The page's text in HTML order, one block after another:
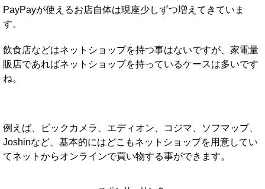
PayPayが使えるお店自体は現座少しずつ増えてきていま
す。
飲食店などはネットショップを持つ事はないですが、家電量
販店であればネットショップを持っているケースは多いです
ね。
例えば、ビックカメラ、エディオン、コジマ、ソフマップ、
Joshinなど、基本的にはどこもネットショップを用意してい
てネットからオンラインで買い物する事ができます。